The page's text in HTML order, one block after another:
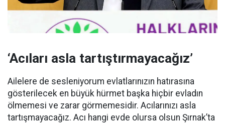
‘Acıları asla tartıştırmayacağız’
Ailelere de sesleniyorum evlatlarınızın hatırasına
gösterilecek en büyük hürmet başka hiçbir evladın
ölmemesi ve zarar görmemesidir. Acılarınızı asla
tartışmayacağız. Acı hangi evde olursa olsun Şırnak’ta